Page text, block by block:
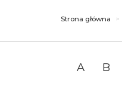
Strona główna
A B